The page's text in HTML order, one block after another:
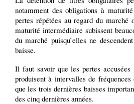
notamment des obligations à
pertes répétées au regard du
maturité intermédiaire subissent
du marché puisqu’elles ne
baisse.
Il faut savoir que les pertes
produisent à intervalles de
que les trois dernières baisses
des cinq dernières années.